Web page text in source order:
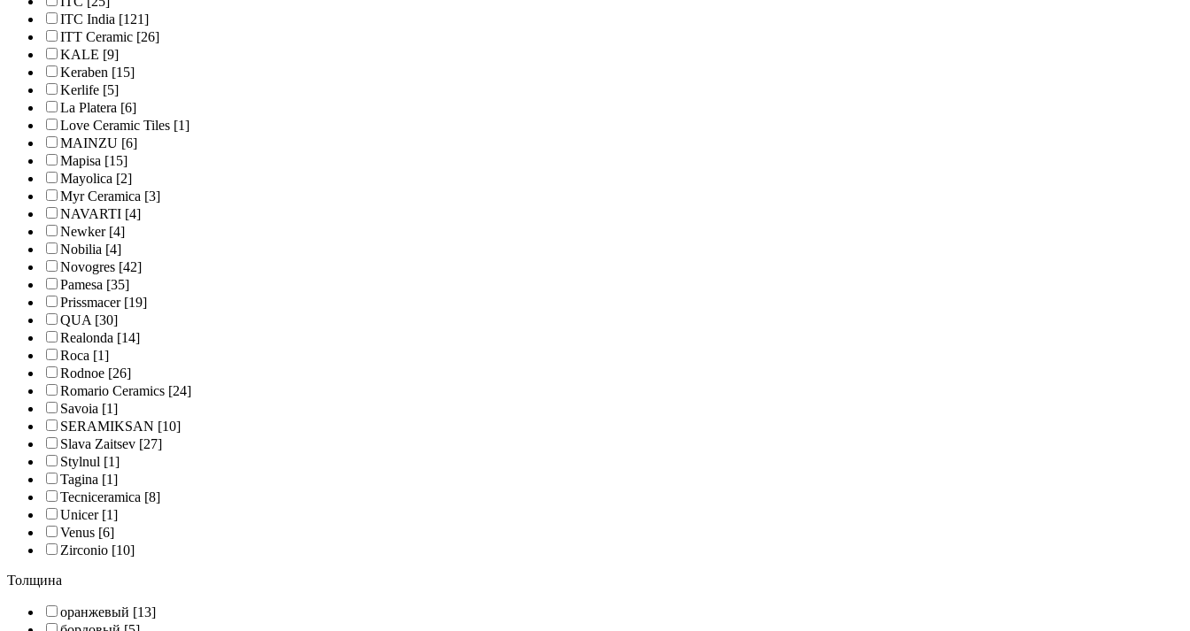
ITC India [121]
ITT Ceramic [26]
KALE [9]
Keraben [15]
Kerlife [5]
La Platera [6]
Love Ceramic Tiles [1]
MAINZU [6]
Mapisa [15]
Mayolica [2]
Myr Ceramica [3]
NAVARTI [4]
Newker[4]
Nobilia [4]
Novogres [42]
Pamesa [35]
Prissmacer[19]
QUA[30]
Realonda [14]
Roca [1]
Rodnoe [26]
Romario Ceramics [24]
Savoia [1]
SERAMIKSAN [10]
Slava Zaitsev [27]
Stylnul [1]
Tagina [1]
Tecniceramica [8]
Unicer[1]
Venus [6]
Zirconio [10]
Толщина
оранжевый [13]